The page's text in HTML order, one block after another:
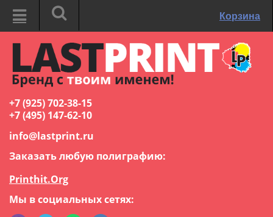
Корзина
+7 (925) 702-38-15
+7 (495) 147-62-10
info@lastprint.ru
Заказать любую полиграфию:
Printhit.Org
Мы в социальных сетях: